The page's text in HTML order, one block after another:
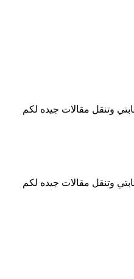
وتنقل مقالات جيده لكم
وتنقل مقالات جيده لكم